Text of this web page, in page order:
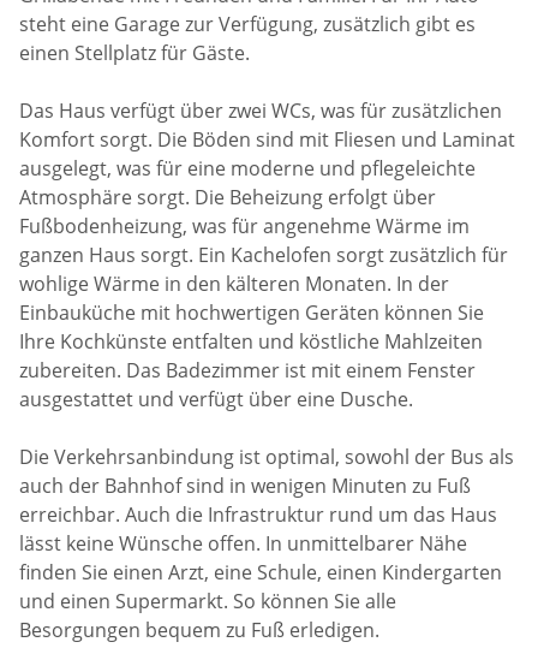
steht eine Garage zur Verfügung, zusätzlich gibt es
einen Stellplatz für Gäste.
Das Haus verfügt über zwei WCs, was für zusätzlichen
Komfort sorgt. Die Böden sind mit Fliesen und Laminat
ausgelegt, was für eine moderne und pflegeleichte
Atmosphäre sorgt. Die Beheizung erfolgt über
Fußbodenheizung, was für angenehme Wärme im
ganzen Haus sorgt. Ein Kachelofen sorgt zusätzlich für
wohlige Wärme in den kälteren Monaten. In der
Einbauküche mit hochwertigen Geräten können Sie
Ihre Kochkünste entfalten und köstliche Mahlzeiten
zubereiten. Das Badezimmer ist mit einem Fenster
ausgestattet und verfügt über eine Dusche.
Die Verkehrsanbindung ist optimal, sowohl der Bus als
auch der Bahnhof sind in wenigen Minuten zu Fuß
erreichbar. Auch die Infrastruktur rund um das Haus
lässt keine Wünsche offen. In unmittelbarer Nähe
finden Sie einen Arzt, eine Schule, einen Kindergarten
und einen Supermarkt. So können Sie alle
Besorgungen bequem zu Fuß erledigen.